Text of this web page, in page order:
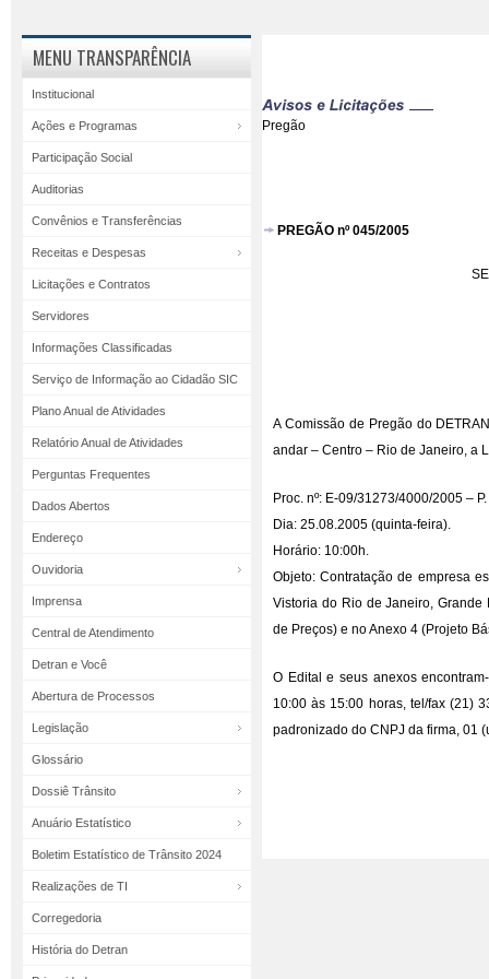
MENU TRANSPARÊNCIA
Institucional
Ações e Programas
Participação Social
Auditorias
Convênios e Transferências
Receitas e Despesas
Licitações e Contratos
Servidores
Informações Classificadas
Serviço de Informação ao Cidadão SIC
Plano Anual de Atividades
Relatório Anual de Atividades
Perguntas Frequentes
Dados Abertos
Endereço
Ouvidoria
Imprensa
Central de Atendimento
Detran e Você
Abertura de Processos
Legislação
Glossário
Dossiê Trânsito
Anuário Estatístico
Boletim Estatístico de Trânsito 2024
Realizações de TI
Corregedoria
História do Detran
Pregão
PREGÃO nº 045/2005
A Comissão de Pregão do
andar – Centro – Rio de Janeiro, a
Proc. nº: E-09/31273/4000/2005 –
Dia: 25.08.2005 (quinta-feira).
Horário: 10:00h.
Objeto: Contratação de empresa
Vistoria do Rio de Janeiro,
de Preços) e no Anexo 4 (Projeto
O Edital e seus anexos
10:00 às 15:00 horas, tel/fax (21)
padronizado do CNPJ da firma, 01